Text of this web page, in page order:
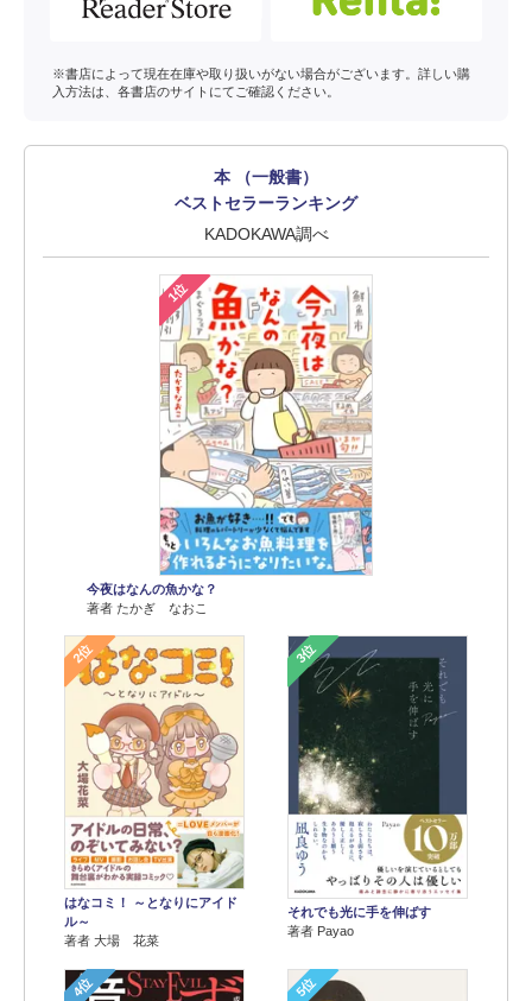
※書店によって現在在庫や取り扱いがない場合がございます。詳しい購
入方法は、各書店のサイトにてご確認ください。
本 （一般書）
ベストセラーランキング
KADOKAWA調べ
1位
今夜はなんの魚かな？
著者 たかぎ なおこ
2位
はなコミ！ ～となりにアイド
ル～
著者 大場 花菜
3位
それでも光に手を伸ばす
著者 Payao
4位 5位